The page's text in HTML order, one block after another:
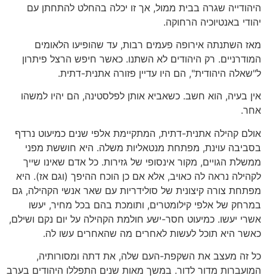
היהודייה שגרה בבית ממול, אך זו יכלה בהחלט להתחתן עם
יהודי באנטיוכיה הרחוקה.
מאז השתנתה אירופה פעמים רבות, עד שהופיעו הלאומים
המודרניים. רק היהודים לא השתנו. כאשר חיפש הרצל פיתרון
ל"שאלה היהודית", הם היו עדיין פזורה אתנית-דתית.
אין בעיה, הוא חשב. כשאביא אותן לפלסטינה, הם יהיו למשהו
אחר.
אולם קהילה אתנית-דתית, המתקיימת אלפי שנים כמיעוט נרדף
בסביבה עוינת, מפתחת מנטאליות משלה. היא חוששת מפני
ממשלת הגויים, מקור אינסופי של גזירות. כל אדם שאינו שייך
לקהילה נראה לה כאויב, אלא אם כן הוכח ההיפך (וגם אז). היא
מפתחת צורה קיצונית של סולידריות עם שאר אנשי הקהילה, גם
במרחק של אלפי קילומטרים, ותומכת בהם בכל מחיר, יעשו
אשרי יעשו. כמיעוט חסר-ישע חולמת הקהילה על יום נקם ושילם,
כאשר היא תוכל לעשות לאחרים מה שהאחרים עשו לה.
כל זה מעצב את השקפת-העם שלה, את דתה ומסורותיה,
המועברות מדור לדור. במשך מאות שנים התפללו היהודים בערב